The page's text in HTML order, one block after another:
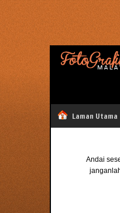
Laman Utama
Andai